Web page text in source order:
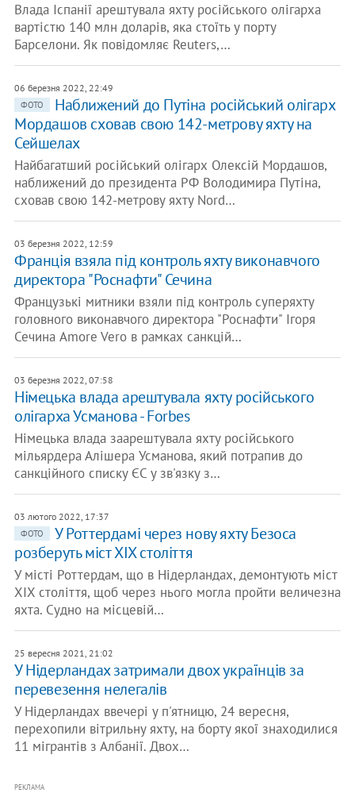
Влада Іспанії арештувала яхту російського олігарха
вартістю 140 млн доларів, яка стоїть у порту
Барселони. Як повідомляє Reuters,…
06 березня 2022, 22:49
ФОТО
Наближений до Путіна російський олігарх
Мордашов сховав свою 142-метрову яхту на
Сейшелах
Найбагатший російський олігарх Олексій Мордашов,
наближений до президента РФ Володимира Путіна,
сховав свою 142-метрову яхту Nord…
03 березня 2022, 12:59
Франція взяла під контроль яхту виконавчого
директора "Роснафти" Сечина
Французькі митники взяли під контроль суперяхту
головного виконавчого директора "Роснафти" Ігоря
Сечина Amore Vero в рамках санкцій…
03 березня 2022, 07:58
Німецька влада арештувала яхту російського
олігарха Усманова - Forbes
Німецька влада заарештувала яхту російського
мільярдера Алішера Усманова, який потрапив до
санкційного списку ЄС у зв'язку з…
03 лютого 2022, 17:37
ФОТО
У Роттердамі через нову яхту Безоса
розберуть міст XIX століття
У місті Роттердам, що в Нідерландах, демонтують міст
XIX століття, щоб через нього могла пройти величезна
яхта. Судно на місцевій…
25 вересня 2021, 21:02
У Нідерландах затримали двох українців за
перевезення нелегалів
У Нідерландах ввечері у п'ятницю, 24 вересня,
перехопили вітрильну яхту, на борту якої знаходилися
11 мігрантів з Албанії. Двох…
РЕКЛАМА